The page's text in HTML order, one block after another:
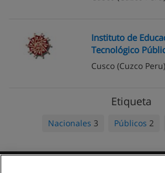
Instituto de
Tecnológico
Cusco (Cuzco Peru)
Etiqueta
Nacionales 3 Públicos 2